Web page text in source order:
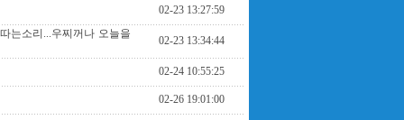
02-23 13:27:59
는소리...우찌꺼나 오늘을
02-23 13:34:44
02-24 10:55:25
02-26 19:01:00